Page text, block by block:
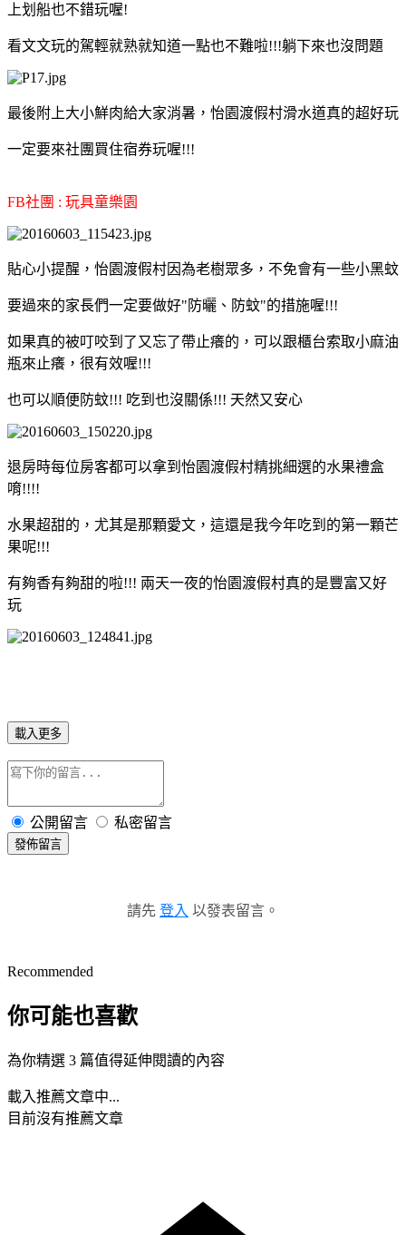
上划船也不錯玩喔!
看文文玩的駕輕就熟就知道一點也不難啦!!!躺下來也沒問題
最後附上大小鮮肉給大家消暑，怡園渡假村滑水道真的超好玩
一定要來社團買住宿券玩喔!!!
FB社團 : 玩具童樂園
貼心小提醒，怡園渡假村因為老樹眾多，不免會有一些小黑蚊
要過來的家長們一定要做好"防曬、防蚊"的措施喔!!!
如果真的被叮咬到了又忘了帶止癢的，可以跟櫃台索取小麻油
瓶來止癢，很有效喔!!!
也可以順便防蚊!!! 吃到也沒關係!!! 天然又安心
退房時每位房客都可以拿到怡園渡假村精挑細選的水果禮盒
唷!!!!
水果超甜的，尤其是那顆愛文，這還是我今年吃到的第一顆芒
果呢!!!
有夠香有夠甜的啦!!! 兩天一夜的怡園渡假村真的是豐富又好
玩
載入更多
公開留言 私密留言
發佈留言
請先 登入 以發表留言。
Recommended
你可能也喜歡
為你精選 3 篇值得延伸閱讀的內容
載入推薦文章中...
目前沒有推薦文章